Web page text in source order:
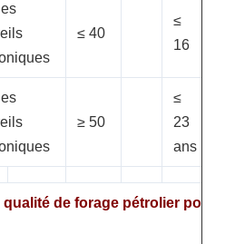
≤ 40
≤
16
≥ 50
≤
23
ans
de forage pétrolier pour